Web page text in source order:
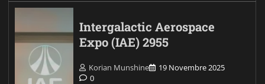
Intergalactic Aerospace
Expo (IAE) 2955
Korian Munshine
19 Novembre 2025
0